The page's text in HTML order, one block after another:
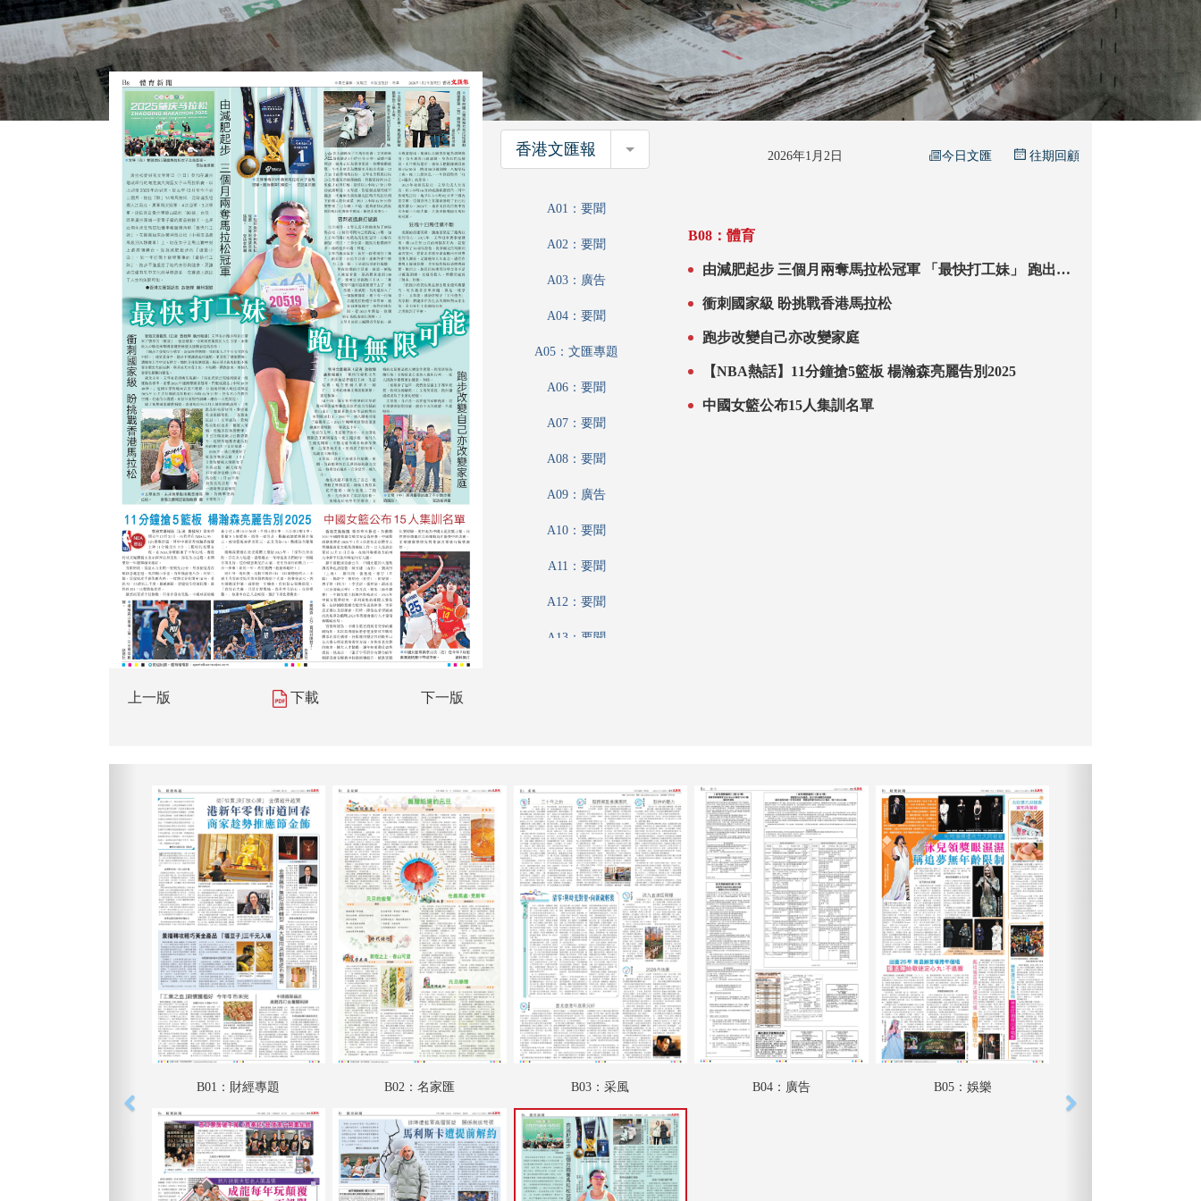
上一版 下載 下一版
香港文匯報 香港文匯報 2026年1月2日 今日文匯 往期回顧
A01：要聞
A02：要聞
A03：廣告
A04：要聞
A05：文匯專題
A06：要聞
A07：要聞
A08：要聞
A09：廣告
A10：要聞
A11：要聞
A12：要聞
A13：要聞
A18：副刊專題
A19：國際
A20：國際
B01：財經專題
B02：名家匯
B03：采風
B04：廣告
B05：娛樂
B07：體育
B08：體育
B08：體育
由減肥起步 三個月兩奪馬拉松冠軍 「最快打工妹」 跑出無
衝刺國家級 盼挑戰香港馬拉松
跑步改變自己亦改變家庭
【NBA熱話】11分鐘搶5籃板 楊瀚森亮麗告別2025
中國女籃公布15人集訓名單
B01：財經專題 B02：名家匯 B03：采風 B04：廣告 B05：娛樂